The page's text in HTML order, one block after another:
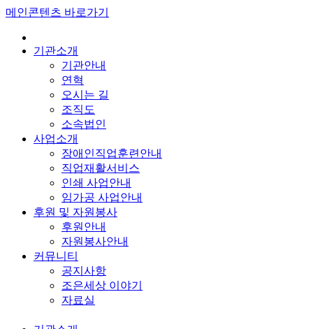
메인콘텐츠 바로가기
기관소개
기관안내
연혁
오시는 길
조직도
소속법인
사업소개
장애인직업훈련안내
직업재활서비스
인쇄 사업안내
임가공 사업안내
후원 및 자원봉사
후원안내
자원봉사안내
커뮤니티
공지사항
조은세상 이야기
자료실